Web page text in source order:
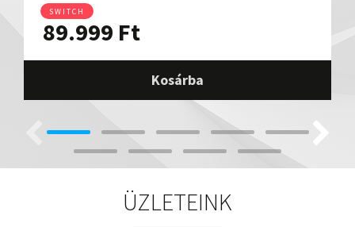
SWITCH
89.999 Ft
Kosárba
ÜZLETEINK